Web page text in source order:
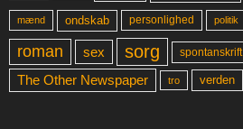
mænd ondskab personlighed politik
roman sex sorg spontanskrift
The Other Newspaper tro verden